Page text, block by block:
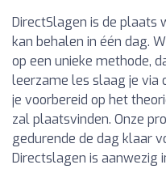
DirectSlagen is de plaats
kan behalen in één dag.
op een unieke methode,
leerzame les slaag je via
je voorbereid op het
zal plaatsvinden. Onze
gedurende de dag klaar
Directslagen is aanwezig